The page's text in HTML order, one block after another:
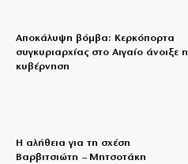
Αποκάλυψη βόμβα: Κερκόπορτα
συγκυριαρχίας στο Αιγαίο άνοιξε η
κυβέρνηση
Η αλήθεια για τη σχέση
Βαρβιτσιώτη – Μητσοτάκη